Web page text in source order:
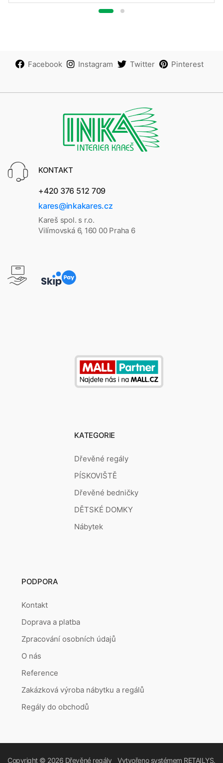
Facebook Instagram Twitter Pinterest
KONTAKT
+420 376 512 709
kares@inkakares.cz
Kareš spol. s r.o.
Vilímovská 6, 160 00 Praha 6
KATEGORIE
Dřevěné regály
PÍSKOVIŠTĚ
Dřevěné bedničky
DĚTSKÉ DOMKY
Nábytek
PODPORA
Kontakt
Doprava a platba
Zpracování osobních údajů
O nás
Reference
Zakázková výroba nábytku a regálů
Regály do obchodů
Copyright © 2026 Dřevěné regály Vytvořeno systémem RETAILYS.